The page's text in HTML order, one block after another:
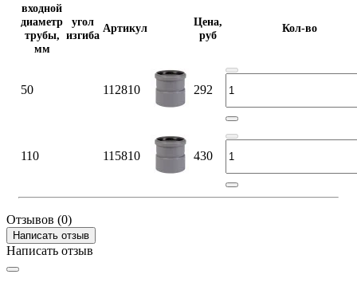
входной
диаметр
трубы,
мм
угол
изгиба
Артикул
Цена,
руб
Кол-во
50 112810 292
110 115810 430
Отзывов (0)
Написать отзыв
Написать отзыв